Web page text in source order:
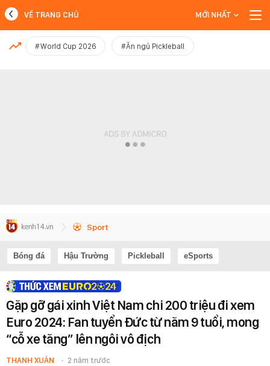
MỚI NHẤT
VỀ TRANG CHỦ MỚI NHẤT
#World Cup 2026 #Ăn ngủ Pickleball
Sport
Bóng đá Hậu Trường Pickleball eSports
Gặp gỡ gái xinh Việt Nam chi 200 triệu đi xem
Euro 2024: Fan tuyển Đức từ năm 9 tuổi, mong
“cỗ xe tăng” lên ngôi vô địch
THANH XUÂN 2 năm trước